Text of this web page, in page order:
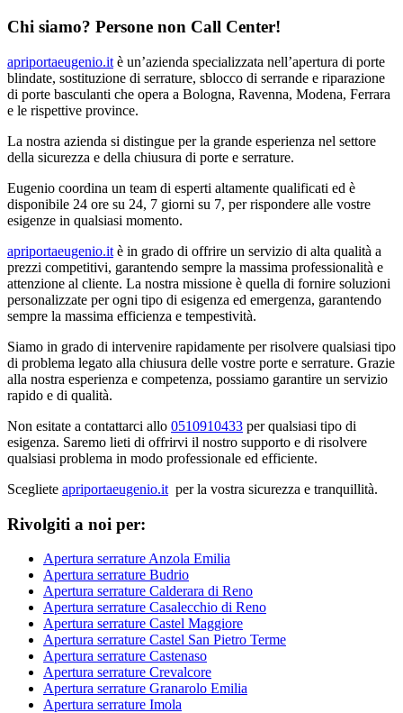
Chi siamo? Persone non Call Center!
apriportaeugenio.it è un’azienda specializzata nell’apertura di porte
blindate, sostituzione di serrature, sblocco di serrande e riparazione
di porte basculanti che opera a Bologna, Ravenna, Modena, Ferrara
e le rispettive province.
La nostra azienda si distingue per la grande esperienza nel settore
della sicurezza e della chiusura di porte e serrature.
Eugenio coordina un team di esperti altamente qualificati ed è
disponibile 24 ore su 24, 7 giorni su 7, per rispondere alle vostre
esigenze in qualsiasi momento.
apriportaeugenio.it è in grado di offrire un servizio di alta qualità a
prezzi competitivi, garantendo sempre la massima professionalità e
attenzione al cliente. La nostra missione è quella di fornire soluzioni
personalizzate per ogni tipo di esigenza ed emergenza, garantendo
sempre la massima efficienza e tempestività.
Siamo in grado di intervenire rapidamente per risolvere qualsiasi tipo
di problema legato alla chiusura delle vostre porte e serrature. Grazie
alla nostra esperienza e competenza, possiamo garantire un servizio
rapido e di qualità.
Non esitate a contattarci allo 0510910433 per qualsiasi tipo di
esigenza. Saremo lieti di offrirvi il nostro supporto e di risolvere
qualsiasi problema in modo professionale ed efficiente.
Scegliete apriportaeugenio.it per la vostra sicurezza e tranquillità.
Rivolgiti a noi per:
Apertura serrature Anzola Emilia
Apertura serrature Budrio
Apertura serrature Calderara di Reno
Apertura serrature Casalecchio di Reno
Apertura serrature Castel Maggiore
Apertura serrature Castel San Pietro Terme
Apertura serrature Castenaso
Apertura serrature Crevalcore
Apertura serrature Granarolo Emilia
Apertura serrature Imola